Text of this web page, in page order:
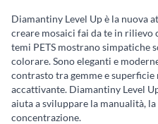
Diamantiny Level Up è la nuova
creare mosaici fai da te in rilievo
temi PETS mostrano simpatiche
colorare. Sono eleganti e
contrasto tra gemme e
accattivante. Diamantiny Level
aiuta a sviluppare la manualità,
concentrazione.